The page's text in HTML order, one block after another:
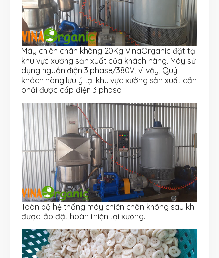
Máy chiên chân không 20Kg VinaOrganic đặt tại
khu vực xưởng sản xuất của khách hàng. Máy sử
dụng nguồn điện 3 phase/380V, vì vậy, Quý
khách hàng lưu ý tại khu vực xưởng sản xuất cần
phải được cấp điện 3 phase.
Toàn bộ hệ thống máy chiên chân không sau khi
được lắp đặt hoàn thiện tại xưởng.